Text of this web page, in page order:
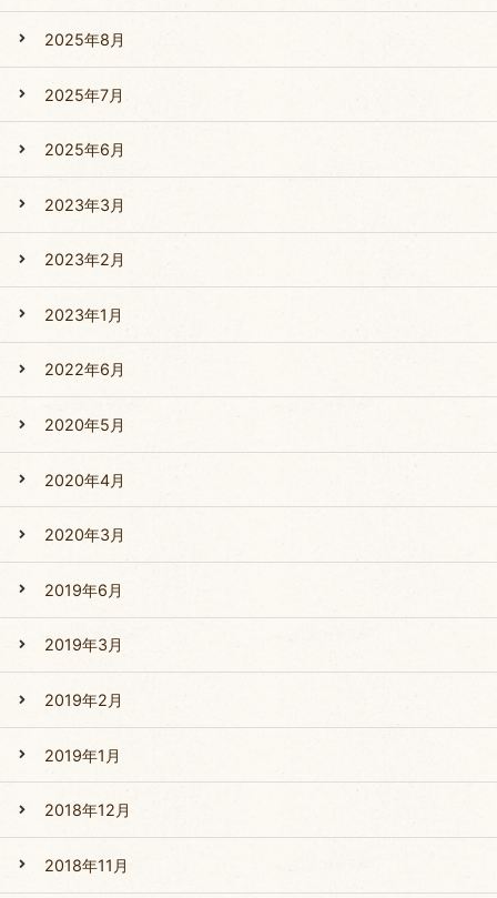
2025年8月
2025年7月
2025年6月
2023年3月
2023年2月
2023年1月
2022年6月
2020年5月
2020年4月
2020年3月
2019年6月
2019年3月
2019年2月
2019年1月
2018年12月
2018年11月